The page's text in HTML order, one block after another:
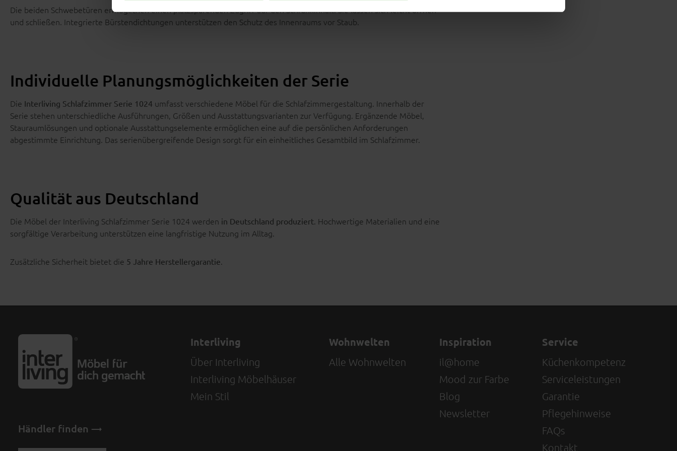
Die beiden Schwebetüren ermöglichen einen platzsparenden Zugriff auf den Schrankinhalt. Sie lassen sich leicht öffnen
und schließen. Integrierte Bürstendichtungen unterstützen den Schutz des Innenraums vor Staub.
Individuelle Planungsmöglichkeiten der Serie
Die Interliving Schlafzimmer Serie 1024 umfasst verschiedene Möbel für die Schlafzimmergestaltung. Innerhalb der
Serie stehen unterschiedliche Ausführungen, Größen und Ausstattungsvarianten zur Verfügung. Ergänzende Möbel,
Stauraumlösungen und optionale Ausstattungselemente ermöglichen eine auf die persönlichen Anforderungen
abgestimmte Einrichtung. Das serienübergreifende Design sorgt für ein einheitliches Gesamtbild im Schlafzimmer.
Qualität aus Deutschland
Die Möbel der Interliving Schlafzimmer Serie 1024 werden in Deutschland produziert. Hochwertige Materialien und eine
sorgfältige Verarbeitung unterstützen eine langfristige Nutzung im Alltag.
Zusätzliche Sicherheit bietet die 5 Jahre Herstellergarantie.
Händler finden
Interliving
Über Interliving
Interliving Möbelhäuser
Mein Stil
Wohnwelten
Alle Wohnwelten
Inspiration
il@home
Mood zur Farbe
Blog
Newsletter
Service
Küchenkompetenz
Serviceleistungen
Garantie
Pflegehinweise
FAQs
Kontakt